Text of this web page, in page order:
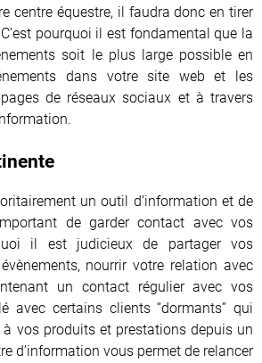
centre équestre, il faudra donc en tirer
pourquoi il est fondamental que la
soit le plus large possible en
dans votre site web et les
de réseaux sociaux et à travers
un outil d’information et de
de garder contact avec vos
il est judicieux de partager vos
nourrir votre relation avec
un contact régulier avec vos
avec certains clients “dormants” qui
à vos produits et prestations depuis un
d’information vous permet de relancer